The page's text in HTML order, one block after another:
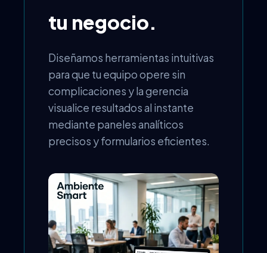
tu negocio.
Diseñamos herramientas intuitivas
para que tu equipo opere sin
complicaciones y la gerencia
visualice resultados al instante
mediante paneles analíticos
precisos y formularios eficientes.